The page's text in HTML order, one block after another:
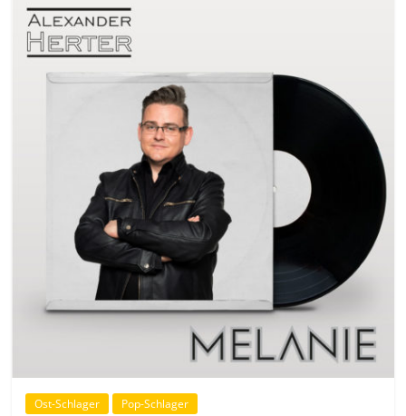
Ost-Schlager Pop-Schlager